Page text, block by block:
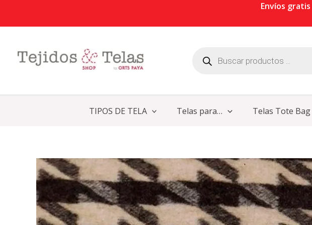
Envíos gratis
TIPOS DE TELA Telas para… Telas Tote Bag